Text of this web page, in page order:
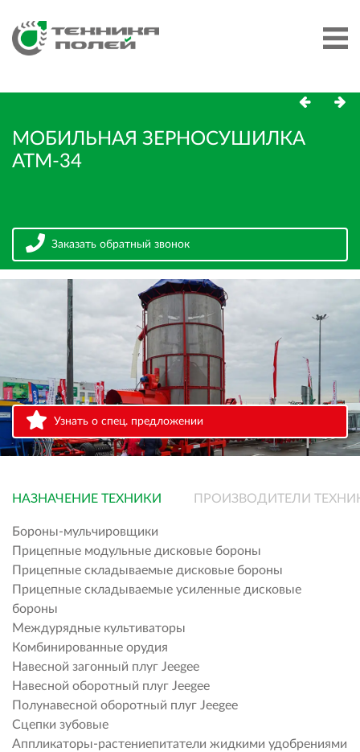
МОБИЛЬНАЯ ЗЕРНОСУШИЛКА
АТМ-34
Заказать обратный звонок
Узнать о спец. предложении
НАЗНАЧЕНИЕ ТЕХНИКИ ПРОИЗВОДИТЕЛИ
Бороны-мульчировщики
Прицепные модульные дисковые бороны
Прицепные складываемые дисковые бороны
Прицепные складываемые усиленные дисковые
бороны
Междурядные культиваторы
Комбинированные орудия
Навесной загонный плуг Jeegee
Навесной оборотный плуг Jeegee
Полунавесной оборотный плуг Jeegee
Сцепки зубовые
Аппликаторы-растениепитатели жидкими удобрениями